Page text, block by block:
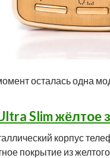
осталась одна
Slim жёлтое
корпус
покрытие из